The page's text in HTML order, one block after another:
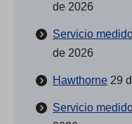
de 2026
Servicio
de 2026
Hawthorne 29
Servicio